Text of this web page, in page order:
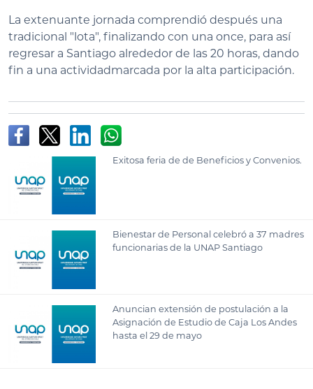
La extenuante jornada comprendió después una
tradicional "lota", finalizando con una once, para así
regresar a Santiago alrededor de las 20 horas, dando
fin a una actividadmarcada por la alta participación.
Exitosa feria de de Beneficios y Convenios.
Bienestar de Personal celebró a 37 madres
funcionarias de la UNAP Santiago
Anuncian extensión de postulación a la
Asignación de Estudio de Caja Los Andes
hasta el 29 de mayo